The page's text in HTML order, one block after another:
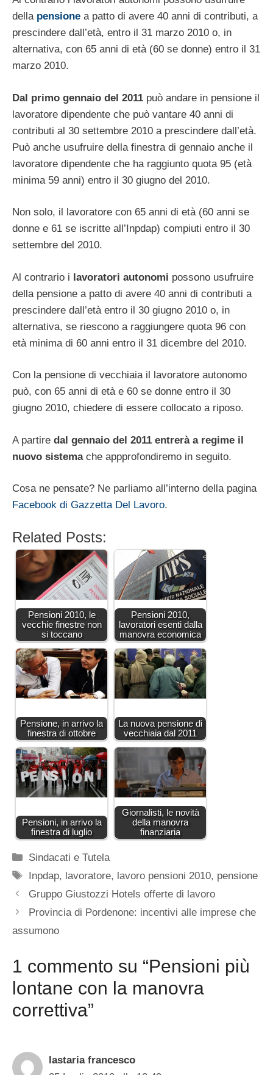
della pensione a patto di avere 40 anni di contributi, a
prescindere dall’età, entro il 31 marzo 2010 o, in
alternativa, con 65 anni di età (60 se donne) entro il 31
marzo 2010.
Dal primo gennaio del 2011 può andare in pensione il
lavoratore dipendente che può vantare 40 anni di
contributi al 30 settembre 2010 a prescindere dall’età.
Può anche usufruire della finestra di gennaio anche il
lavoratore dipendente che ha raggiunto quota 95 (età
minima 59 anni) entro il 30 giugno del 2010.
Non solo, il lavoratore con 65 anni di età (60 anni se
donne e 61 se iscritte all’Inpdap) compiuti entro il 30
settembre del 2010.
Al contrario i lavoratori autonomi possono usufruire
della pensione a patto di avere 40 anni di contributi a
prescindere dall’età entro il 30 giugno 2010 o, in
alternativa, se riescono a raggiungere quota 96 con
età minima di 60 anni entro il 31 dicembre del 2010.
Con la pensione di vecchiaia il lavoratore autonomo
può, con 65 anni di età e 60 se donne entro il 30
giugno 2010, chiedere di essere collocato a riposo.
A partire dal gennaio del 2011 entrerà a regime il
nuovo sistemache appprofondiremo in seguito.
Cosa ne pensate? Ne parliamo all’interno della pagina
Facebook di Gazzetta Del Lavoro.
Related Posts:
Pensioni 2010, le
vecchie finestre non
si toccano
Pensioni 2010,
lavoratori esenti dalla
manovra economica
Pensione, in arrivo la
finestra di ottobre
La nuova pensione di
vecchiaia dal 2011
Pensioni, in arrivo la
finestra di luglio
Giornalisti, le novità
della manovra
finanziaria
Categorie
Sindacati e Tutela
Tag
Inpdap, lavoratore, lavoro pensioni 2010, pensione
Gruppo Giustozzi Hotels offerte di lavoro
Provincia di Pordenone: incentivi alle imprese che
assumono
1 commento su “Pensioni più
lontane con la manovra
correttiva”
lastaria francesco